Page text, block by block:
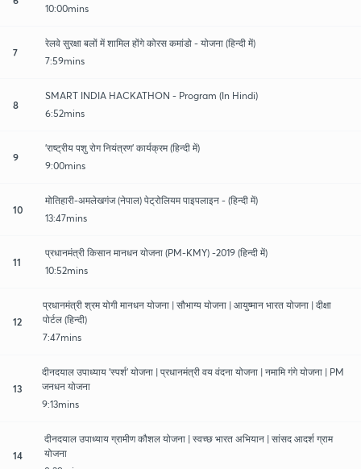
10:00mins
7
रेलवे सुरक्षा बलों में शामिल होंगे कोरस कमांडो - योजना (हिन्दी में)
7:59mins
8
SMART INDIA HACKATHON - Program (In Hindi)
6:52mins
9
'राष्ट्रीय पशु रोग नियंत्रण' कार्यक्रम (हिन्दी में)
9:00mins
10
मोतिहारी-अमलेखगंज (नेपाल) पेट्रोलियम पाइपलाइन - (हिन्दी में)
13:47mins
11
प्रधानमंत्री किसान मानधन योजना (PM-KMY) -2019 (हिन्दी में)
10:52mins
12
प्रधानमंत्री श्रम योगी मानधन योजना | सौभाग्य योजना | आयुष्मान भारत योजना | दीक्षा
पोर्टल (हिन्दी)
7:47mins
13
दीनदयाल उपाध्याय 'स्पर्श' योजना | प्रधानमंत्री वय वंदना योजना | नमामि गंगे योजना | PM
जनधन योजना
9:13mins
14
दीनदयाल उपाध्याय ग्रामीण कौशल योजना | स्वच्छ भारत अभियान | सांसद आदर्श ग्राम
योजना